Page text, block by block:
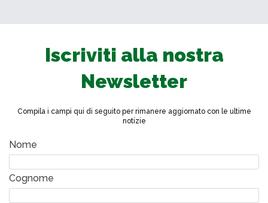
Iscriviti alla nostra
Newsletter
Compila i campi qui di seguito per rimanere aggiornato con le ultime
notizie
Nome
Cognome